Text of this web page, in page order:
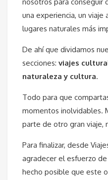
una experiencia, un viaje
lugares naturales más
De ahí que dividamos
secciones: viajes
naturaleza y cultura.
Todo para que
momentos inolvidables.
parte de otro gran viaje,
Para finalizar, desde
agradecer el esfuerzo
hecho posible que este